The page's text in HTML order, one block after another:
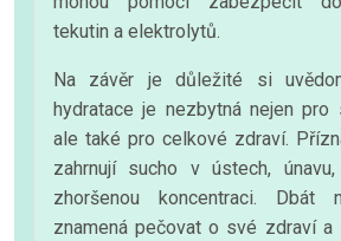
tekutin a elektrolytů.
Na závěr je důležité si
hydratace je nezbytná nejen pro
ale také pro celkové zdraví.
zahrnují sucho v ústech,
zhoršenou koncentraci. Dbát
znamená pečovat o své zdraví